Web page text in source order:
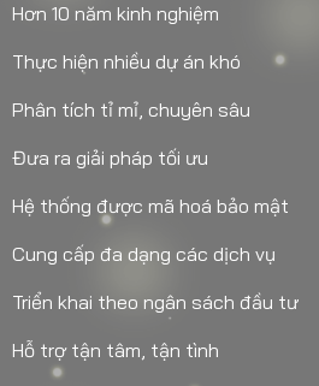
Hơn 10 năm kinh nghiệm
Thực hiện nhiều dự án khó
Phân tích tỉ mỉ, chuyên sâu
Đưa ra giải pháp tối ưu
Hệ thống được mã hoá bảo mật
Cung cấp đa dạng các dịch vụ
Triển khai theo ngân sách đầu tư
Hỗ trợ tận tâm, tận tình